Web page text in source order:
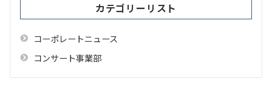
カテゴリーリスト
コーポレートニュース
コンサート事業部